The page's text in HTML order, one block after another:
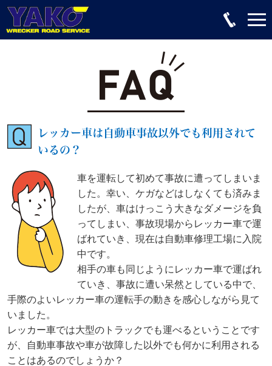
レッカー車は自動車事故以外でも利用されて
いるの？
車を運転して初めて事故に遭ってしまいま
した。幸い、ケガなどはしなくても済みま
したが、車はけっこう大きなダメージを負
ってしまい、事故現場からレッカー車で運
ばれていき、現在は自動車修理工場に入院
中です。
相手の車も同じようにレッカー車で運ばれ
ていき、事故に遭い呆然としている中で、
手際のよいレッカー車の運転手の動きを感心しながら見て
いました。
レッカー車では大型のトラックでも運べるということです
が、自動車事故や車が故障した以外でも何かに利用される
ことはあるのでしょうか？